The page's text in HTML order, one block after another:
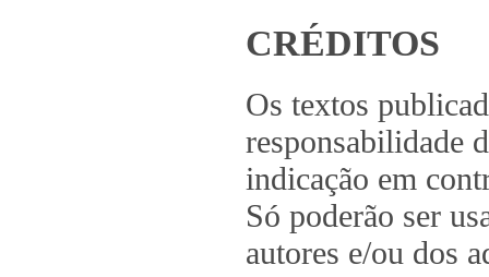
CRÉDITOS
Os textos
responsabilidade
indicação em
Só poderão ser
autores e/ou dos